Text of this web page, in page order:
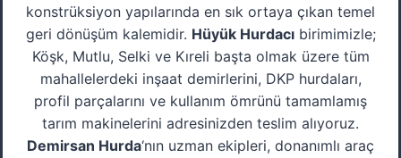
konstrüksiyon yapılarında en sık ortaya çıkan temel
geri dönüşüm kalemidir. Hüyük Hurdacıbirimimizle;
Köşk, Mutlu, Selki ve Kıreli başta olmak üzere tüm
mahallelerdeki inşaat demirlerini, DKP hurdaları,
profil parçalarını ve kullanım ömrünü tamamlamış
tarım makinelerini adresinizden teslim alıyoruz.
Demirsan Hurda‘nın uzman ekipleri, donanımlı araç